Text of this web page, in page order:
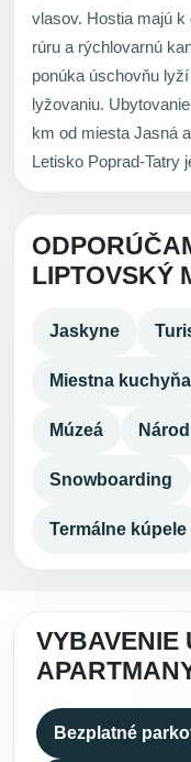
vlasov. Hostia majú
rúru a rýchlovarnú
ponúka úschovňu
lyžovaniu.
km od miesta Jasná
Letisko Poprad-Tatry
LIPTOVSKÝ
Jaskyne
Miestna kuchyňa
Múzeá
Snowboarding
Termálne kúpele
VYBAVENIE
Bezplatné